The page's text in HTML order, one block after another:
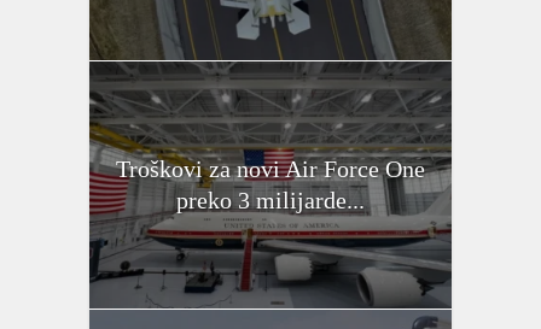
Troškovi za novi Air Force One
preko 3 milijarde...